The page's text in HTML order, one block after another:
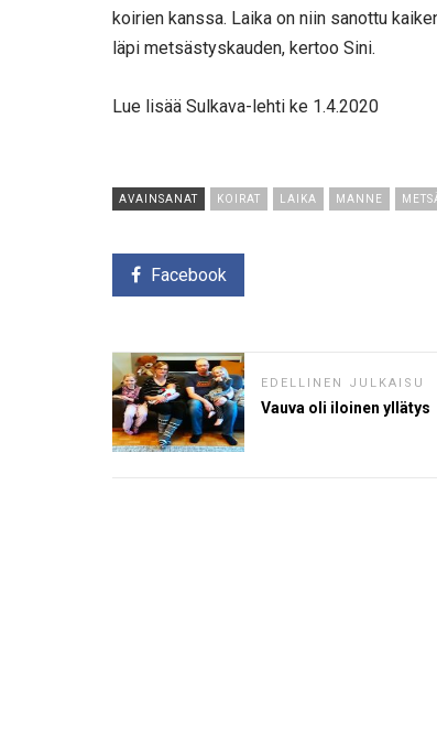
koirien kanssa. Laika on niin sanottu
läpi metsästyskauden, kertoo Sini.
Lue lisää Sulkava-lehti ke 1.4.2020
AVAINSANAT KOIRAT LAIKA MANNE
Facebook
EDELLINEN JULKAISU
Vauva oli iloinen yllätys